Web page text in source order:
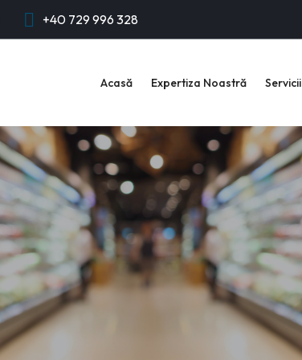
+40 729 996 328
Acasă Expertiza Noastră Servicii